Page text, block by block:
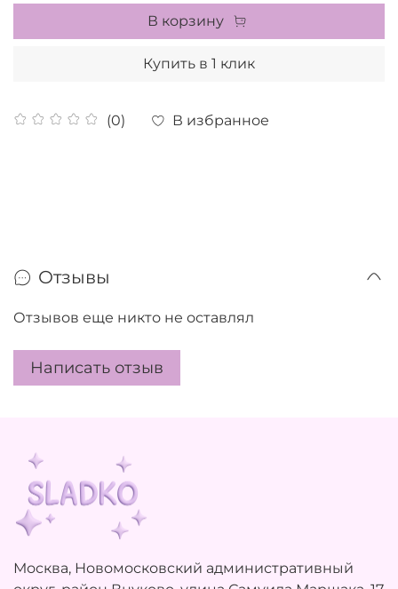
(0) В избранное
В корзину
Купить в 1 клик
Отзывы
Отзывов еще никто не оставлял
Написать отзыв
Москва, Новомосковский административный